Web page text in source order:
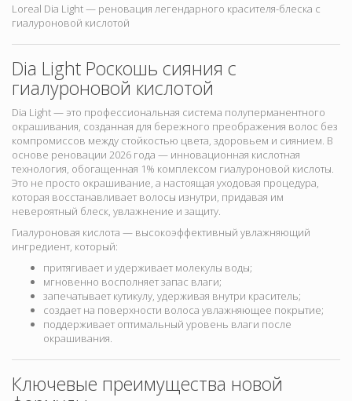
Loreal Dia Light — реновация легендарного красителя-блеска с
гиалуроновой кислотой
Dia Light Роскошь сияния с
гиалуроновой кислотой
Dia Light — это профессиональная система полуперманентного
окрашивания, созданная для бережного преображения волос без
компромиссов между стойкостью цвета, здоровьем и сиянием. В
основе реновации 2026 года — инновационная кислотная
технология, обогащенная 1% комплексом гиалуроновой кислоты.
Это не просто окрашивание, а настоящая уходовая процедура,
которая восстанавливает волосы изнутри, придавая им
невероятный блеск, увлажнение и защиту.
Гиалуроновая кислота — высокоэффективный увлажняющий
ингредиент, который:
притягивает и удерживает молекулы воды;
мгновенно восполняет запас влаги;
запечатывает кутикулу, удерживая внутри краситель;
создает на поверхности волоса увлажняющее покрытие;
поддерживает оптимальный уровень влаги после
окрашивания.
Ключевые преимущества новой